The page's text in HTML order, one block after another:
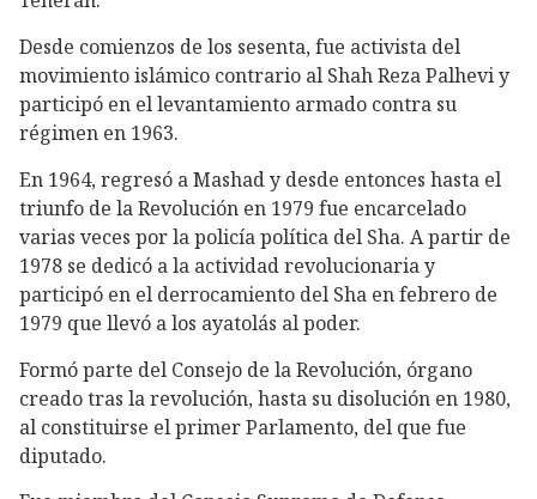
Desde comienzos de los sesenta, fue activista del
movimiento islámico contrario al Shah Reza Palhevi y
participó en el levantamiento armado contra su
régimen en 1963.
En 1964, regresó a Mashad y desde entonces hasta el
triunfo de la Revolución en 1979 fue encarcelado
varias veces por la policía política del Sha. A partir de
1978 se dedicó a la actividad revolucionaria y
participó en el derrocamiento del Sha en febrero de
1979 que llevó a los ayatolás al poder.
Formó parte del Consejo de la Revolución, órgano
creado tras la revolución, hasta su disolución en 1980,
al constituirse el primer Parlamento, del que fue
diputado.